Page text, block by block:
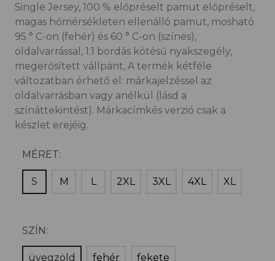
Single Jersey, 100 % előpréselt pamut előpréselt,
magas hőmérsékleten ellenálló pamut, mosható
95 ° C-on (fehér) és 60 ° C-on (színes),
oldalvarrással, 1:1 bordás kötésű nyakszegély,
megerősített vállpánt, A termék kétféle
változatban érhető el: márkajelzéssel az
oldalvarrásban vagy anélkül (lásd a
színáttekintést). Márkacímkés verzió csak a
készlet erejéig.
MÉRET:
S M L 2XL 3XL 4XL XL
SZÍN:
üvegzöld fehér fekete